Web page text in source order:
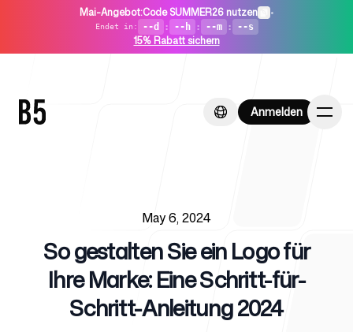
Mai-Angebot:Code SUMMER26 nutzen •
Endet in : --d : --h : --m : --s
15% Rabatt sichern
Anmelden
Anmelden
Für Startups
May 6, 2024
So gestalten Sie ein Logo für
Ihre Marke: Eine Schritt-für-
Schritt-Anleitung 2024